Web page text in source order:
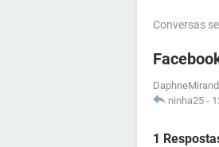
Conversas
ninha25 -
1